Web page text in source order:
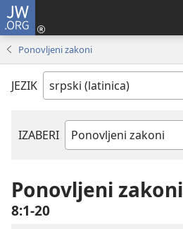
JW.ORG
Ponovljeni zakoni
JEZIK
IZABERI
Biblijska
Ponovljeni zakoni
8:1-20